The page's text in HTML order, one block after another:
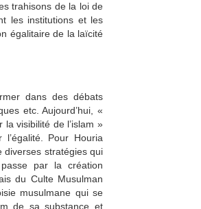
trahisons de la loi de
les institutions et les
égalitaire de la laïcité
dans des débats
etc. Aujourd’hui, «
visibilité de l’islam »
l’égalité. Pour Houria
diverses stratégies qui
par la création
du Culte Musulman
musulmane qui se
de sa substance et